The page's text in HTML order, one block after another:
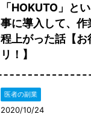
「HOKUTO」と
事に導入して、作
程上がった話【お
リ！】
医者の副業
2020/10/24